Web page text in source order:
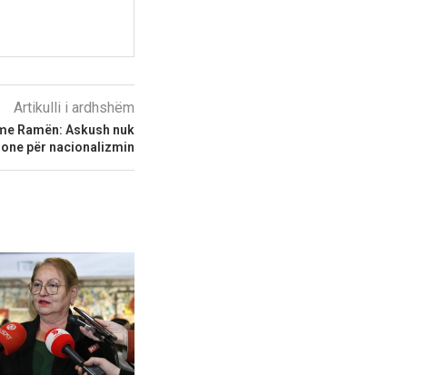
Artikulli i ardhshëm
Ramën: Askush nuk
për nacionalizmin